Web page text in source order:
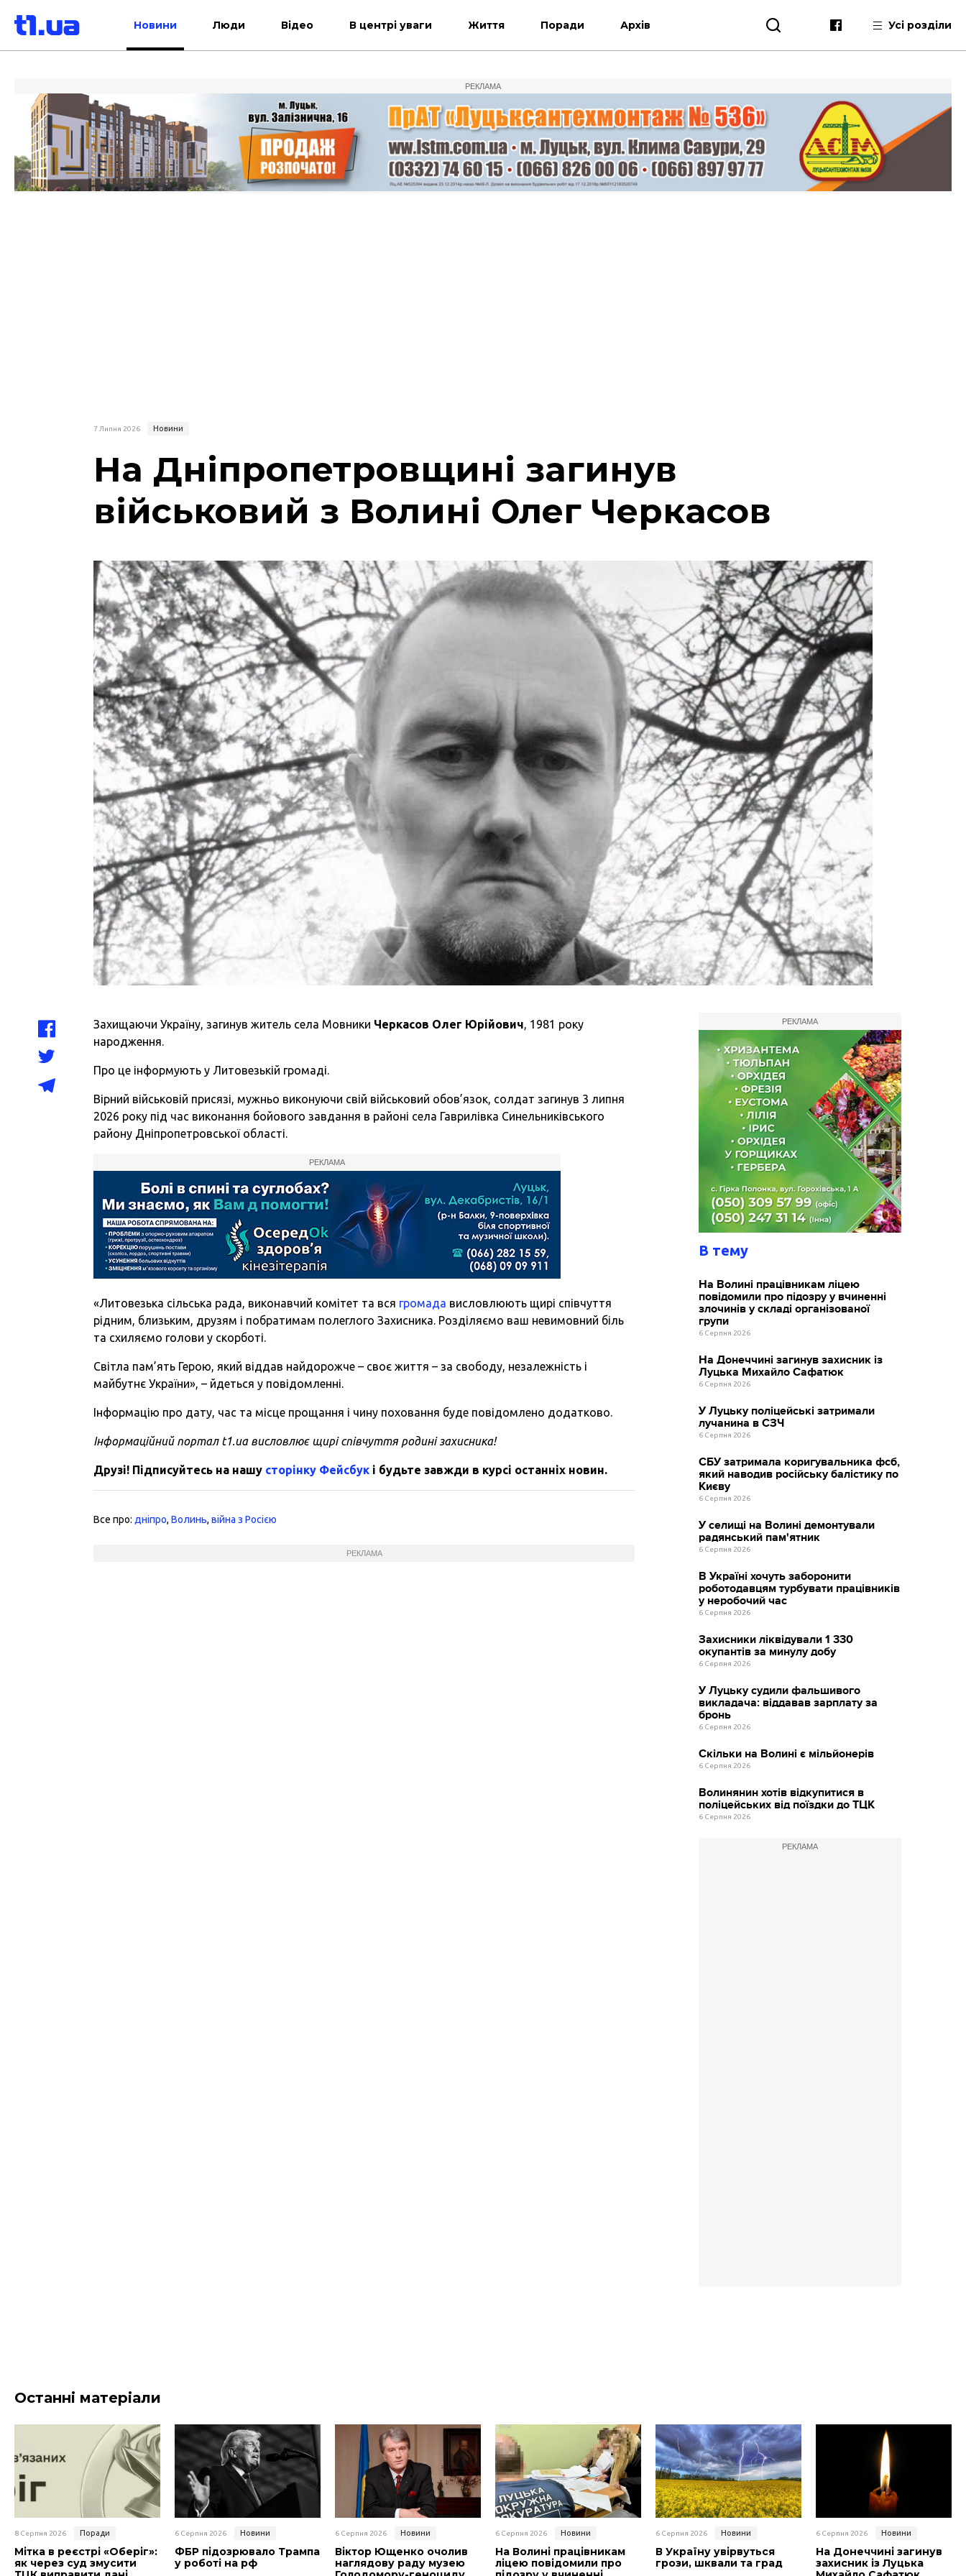
Новини Люди Відео В центрі уваги Життя Поради Архів Усі розділи
РЕКЛАМА
7 Липня 2026 Новини
На Дніпропетровщині загинув
військовий з Волині Олег Черкасов
Захищаючи Україну, загинув житель села Мовники Черкасов Олег Юрійович, 1981 року
народження.
Про це інформують у Литовезькій громаді.
Вірний військовій присязі, мужньо виконуючи свій військовий обов’язок, солдат загинув 3 липня
2026 року під час виконання бойового завдання в районі села Гаврилівка Синельниківського
району Дніпропетровської області.
РЕКЛАМА
«Литовезька сільська рада, виконавчий комітет та вся громада висловлюють щирі співчуття
рідним, близьким, друзям і побратимам полеглого Захисника. Розділяємо ваш невимовний біль
та схиляємо голови у скорботі.
Світла пам’ять Герою, який віддав найдорожче – своє життя – за свободу, незалежність і
майбутнє України», – йдеться у повідомленні.
Інформацію про дату, час та місце прощання і чину поховання буде повідомлено додатково.
Інформаційний портал t1.ua висловлює щирі співчуття родині захисника!
Друзі! Підписуйтесь на нашу сторінку Фейсбук і будьте завжди в курсі останніх новин.
Все про: дніпро,Волинь,війна з Росією
РЕКЛАМА
РЕКЛАМА
В тему
На Волині працівникам ліцею
повідомили про підозру у вчиненні
злочинів у складі організованої
групи
6 Серпня 2026
На Донеччині загинув захисник із
Луцька Михайло Сафатюк
6 Серпня 2026
У Луцьку поліцейські затримали
лучанина в СЗЧ
6 Серпня 2026
СБУ затримала коригувальника фсб,
який наводив російську балістику по
Києву
6 Серпня 2026
У селищі на Волині демонтували
радянський пам'ятник
6 Серпня 2026
В Україні хочуть заборонити
роботодавцям турбувати працівників
у неробочий час
6 Серпня 2026
Захисники ліквідували 1 330
окупантів за минулу добу
6 Серпня 2026
У Луцьку судили фальшивого
викладача: віддавав зарплату за
бронь
6 Серпня 2026
Скільки на Волині є мільйонерів
6 Серпня 2026
Волинянин хотів відкупитися в
поліцейських від поїздки до ТЦК
6 Серпня 2026
РЕКЛАМА
Останні матеріали
8 Серпня 2026 Поради
Мітка в реєстрі «Оберіг»:
як через суд змусити
6 Серпня 2026 Новини
ФБР підозрювало Трампа
у роботі на рф
6 Серпня 2026 Новини
Віктор Ющенко очолив
наглядову раду музею
6 Серпня 2026 Новини
На Волині працівникам
ліцею повідомили про
6 Серпня 2026 Новини
В Україну увірвуться
грози, шквали та град
6 Серпня 2026 Новини
На Донеччині загинув
захисник із Луцька